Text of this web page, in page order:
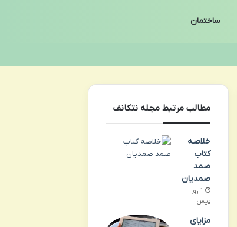
ساختمان
مطالب مرتبط مجله نتکانف
خلاصه
کتاب
صمد
صمدیان
1 روز
پیش
مزایای